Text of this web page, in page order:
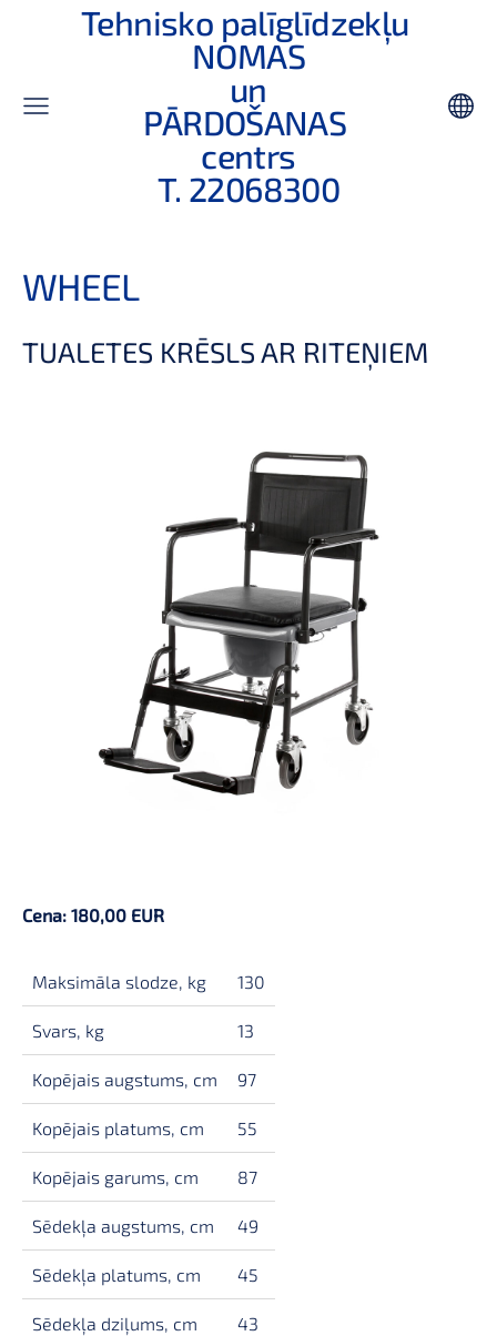
Tehnisko palīglīdzekļu
NOMAS
un
PĀRDOŠANAS
centrs
T. 22068300
WHEEL
TUALETES KRĒSLS AR RITEŅIEM
Cena: 180,00 EUR
Maksimāla slodze, kg 130
Svars, kg 13
Kopējais augstums, cm 97
Kopējais platums, cm 55
Kopējais garums, cm 87
Sēdekļa augstums, cm 49
Sēdekļa platums, cm 45
Sēdekļa dziļums, cm 43